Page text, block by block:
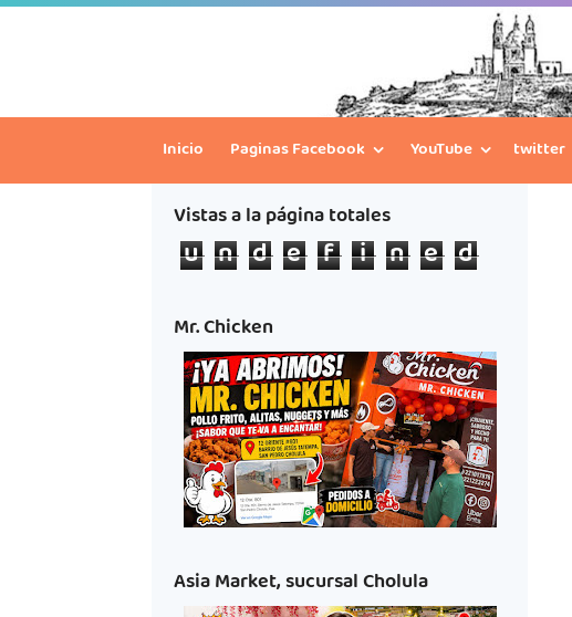
Inicio Paginas Facebook YouTube twitter
Vistas a la página totales
u n d e f i n e d
Mr. Chicken
Asia Market, sucursal Cholula